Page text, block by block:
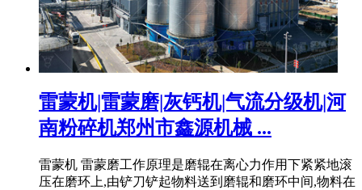
雷蒙机|雷蒙磨|灰钙机|气流分级机|河
南粉碎机郑州市鑫源机械 ...
雷蒙机 雷蒙磨工作原理是磨辊在离心力作用下紧紧地滚
压在磨环上,由铲刀铲起物料送到磨辊和磨环中间,物料在